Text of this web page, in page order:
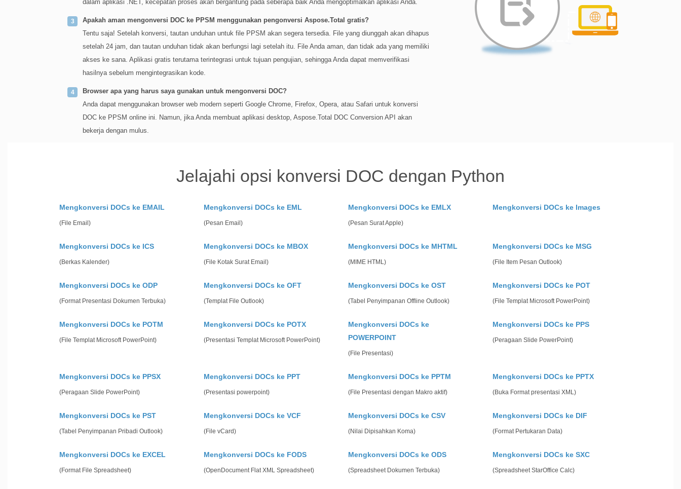
dalam aplikasi .NET, kecepatan proses akan bergantung pada seberapa baik Anda mengoptimalkan aplikasi Anda.
Apakah aman mengonversi DOC ke PPSM menggunakan pengonversi Aspose.Total gratis?
Tentu saja! Setelah konversi, tautan unduhan untuk file PPSM akan segera tersedia. File yang diunggah akan dihapus
setelah 24 jam, dan tautan unduhan tidak akan berfungsi lagi setelah itu. File Anda aman, dan tidak ada yang memiliki
akses ke sana. Aplikasi gratis terutama terintegrasi untuk tujuan pengujian, sehingga Anda dapat memverifikasi
hasilnya sebelum mengintegrasikan kode.
Browser apa yang harus saya gunakan untuk mengonversi DOC?
Anda dapat menggunakan browser web modern seperti Google Chrome, Firefox, Opera, atau Safari untuk konversi
DOC ke PPSM online ini. Namun, jika Anda membuat aplikasi desktop, Aspose.Total DOC Conversion API akan
bekerja dengan mulus.
Jelajahi opsi konversi DOC dengan Python
Mengkonversi DOCs ke EMAIL
(File Email)
Mengkonversi DOCs ke EML
(Pesan Email)
Mengkonversi DOCs ke EMLX
(Pesan Surat Apple)
Mengkonversi DOCs ke Images
Mengkonversi DOCs ke ICS
(Berkas Kalender)
Mengkonversi DOCs ke MBOX
(File Kotak Surat Email)
Mengkonversi DOCs ke MHTML
(MIME HTML)
Mengkonversi DOCs ke MSG
(File Item Pesan Outlook)
Mengkonversi DOCs ke ODP
(Format Presentasi Dokumen Terbuka)
Mengkonversi DOCs ke OFT
(Templat File Outlook)
Mengkonversi DOCs ke OST
(Tabel Penyimpanan Offline Outlook)
Mengkonversi DOCs ke POT
(File Templat Microsoft PowerPoint)
Mengkonversi DOCs ke POTM
(File Templat Microsoft PowerPoint)
Mengkonversi DOCs ke POTX
(Presentasi Templat Microsoft PowerPoint)
Mengkonversi DOCs ke
POWERPOINT
(File Presentasi)
Mengkonversi DOCs ke PPS
(Peragaan Slide PowerPoint)
Mengkonversi DOCs ke PPSX
(Peragaan Slide PowerPoint)
Mengkonversi DOCs ke PPT
(Presentasi powerpoint)
Mengkonversi DOCs ke PPTM
(File Presentasi dengan Makro aktif)
Mengkonversi DOCs ke PPTX
(Buka Format presentasi XML)
Mengkonversi DOCs ke PST
(Tabel Penyimpanan Pribadi Outlook)
Mengkonversi DOCs ke VCF
(File vCard)
Mengkonversi DOCs ke CSV
(Nilai Dipisahkan Koma)
Mengkonversi DOCs ke DIF
(Format Pertukaran Data)
Mengkonversi DOCs ke EXCEL
(Format File Spreadsheet)
Mengkonversi DOCs ke FODS
(OpenDocument Flat XML Spreadsheet)
Mengkonversi DOCs ke ODS
(Spreadsheet Dokumen Terbuka)
Mengkonversi DOCs ke SXC
(Spreadsheet StarOffice Calc)